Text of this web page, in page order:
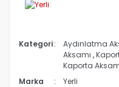
Kategori Aydınlatma
Aksamı ,
Kaporta
Marka
Yerli